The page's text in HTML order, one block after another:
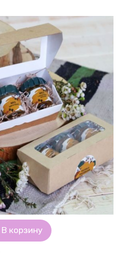
В корзину